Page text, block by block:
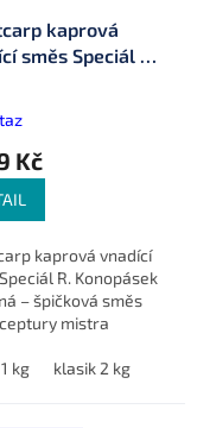
Duo Scopex Shrimp
kaprová
směs Speciál R.
Kč
kaprová vnadící
R. Konopásek
– špičková směs
mistra
pro intenzivní
kg klasik 2 kg